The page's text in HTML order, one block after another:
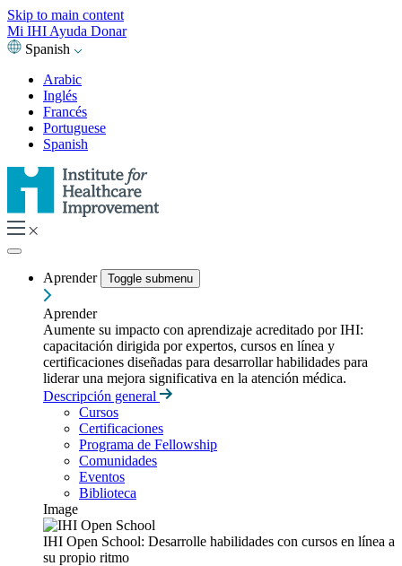
Skip to main content
Mi IHI Ayuda Donar
Spanish
Arabic
Inglés
Francés
Portuguese
Spanish
Aprender Toggle submenu
Aprender
Aumente su impacto con aprendizaje acreditado por IHI:
capacitación dirigida por expertos, cursos en línea y
certificaciones diseñadas para desarrollar habilidades para
liderar una mejora significativa en la atención médica.
Descripción general
Cursos
Certificaciones
Programa de Fellowship
Comunidades
Eventos
Biblioteca
Image
IHI Open School: Desarrolle habilidades con cursos en línea a
su propio ritmo